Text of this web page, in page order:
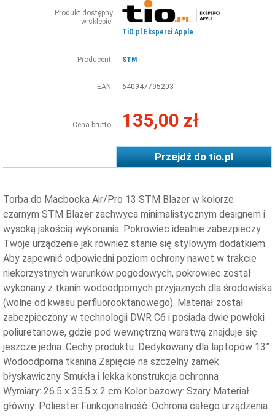
Produkt dostępny
w sklepie:
TiO.pl Eksperci Apple
Producent: STM
EAN: 640947795203
Cena brutto: 135,00 zł
Przejdź dotio.pl
Torba do Macbooka Air/Pro 13 STM Blazer w kolorze
czarnym STM Blazer zachwyca minimalistycznym designem i
wysoką jakością wykonania. Pokrowiec idealnie zabezpieczy
Twoje urządzenie jak również stanie się stylowym dodatkiem.
Aby zapewnić odpowiedni poziom ochrony nawet w trakcie
niekorzystnych warunków pogodowych, pokrowiec został
wykonany z tkanin wodoodpornych przyjaznych dla środowiska
(wolne od kwasu perfluorooktanowego). Materiał został
zabezpieczony w technologii DWR C6 i posiada dwie powłoki
poliuretanowe, gdzie pod wewnętrzną warstwą znajduje się
jeszcze jedna. Cechy produktu: Dedykowany dla laptopów 13”
Wodoodporna tkanina Zapięcie na szczelny zamek
błyskawiczny Smukła i lekka konstrukcja ochronna
Wymiary: 26.5 x 35.5 x 2 cm Kolor bazowy: Szary Materiał
główny: Poliester Funkcjonalność: Ochrona całego urządzenia